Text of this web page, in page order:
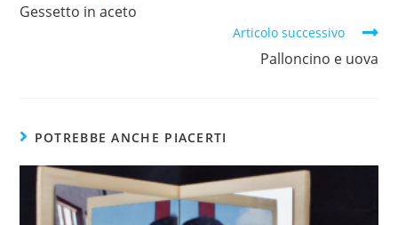
Gessetto in aceto
Articolo successivo
Palloncino e uova
POTREBBE ANCHE PIACERTI